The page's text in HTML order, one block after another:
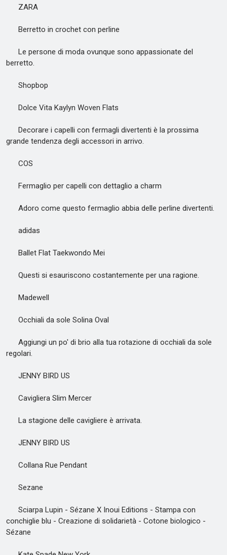
ZARA
Berretto in crochet con perline
Le persone di moda ovunque sono appassionate del
berretto.
Shopbop
Dolce Vita Kaylyn Woven Flats
Decorare i capelli con fermagli divertenti è la prossima
grande tendenza degli accessori in arrivo.
COS
Fermaglio per capelli con dettaglio a charm
Adoro come questo fermaglio abbia delle perline divertenti.
adidas
Ballet Flat Taekwondo Mei
Questi si esauriscono costantemente per una ragione.
Madewell
Occhiali da sole Solina Oval
Aggiungi un po' di brio alla tua rotazione di occhiali da sole
regolari.
JENNY BIRD US
Cavigliera Slim Mercer
La stagione delle cavigliere è arrivata.
JENNY BIRD US
Collana Rue Pendant
Sezane
Sciarpa Lupin - Sézane X Inoui Editions - Stampa con
conchiglie blu - Creazione di solidarietà - Cotone biologico -
Sézane